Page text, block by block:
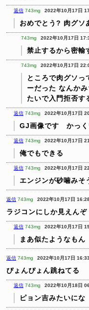
返信 743mg 2022年10月17日
おめでとう? 肉グソ
743mg 2022年10月17日
禁止するから密輸
743mg 2022年10月17日
ところで肉グソっ
ーだった なんか
たいで入門拒否す
返信 743mg 2022年10月17日
GJ画像です かっく
返信 743mg 2022年10月17日
俺でもできる
返信 743mg 2022年10月17日
エンジンが砂噛みそ
返信 743mg 2022年10月17日
ラジコンにしか見えんぞ
返信 743mg 2022年10月17日
まあ似たようなもん
返信 743mg 2022年10月17日
ぴょんぴょん跳ねてる
返信 743mg 2022年10月18日
ピョン吉みたいにな